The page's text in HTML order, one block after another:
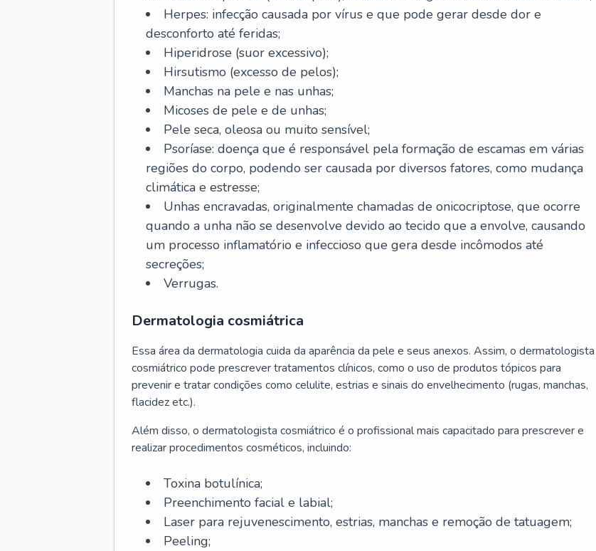
Herpes: infecção causada por vírus e que pode gerar desde dor e
desconforto até feridas;
Hiperidrose (suor excessivo);
Hirsutismo (excesso de pelos);
Manchas na pele e nas unhas;
Micoses de pele e de unhas;
Pele seca, oleosa ou muito sensível;
Psoríase: doença que é responsável pela formação de escamas em várias
regiões do corpo, podendo ser causada por diversos fatores, como mudança
climática e estresse;
Unhas encravadas, originalmente chamadas de onicocriptose, que ocorre
quando a unha não se desenvolve devido ao tecido que a envolve, causando
um processo inflamatório e infeccioso que gera desde incômodos até
secreções;
Verrugas.
Dermatologia cosmiátrica
Essa área da dermatologia cuida da aparência da pele e seus anexos. Assim, o dermatologista
cosmiátrico pode prescrever tratamentos clínicos, como o uso de produtos tópicos para
prevenir e tratar condições como celulite, estrias e sinais do envelhecimento (rugas, manchas,
flacidez etc.).
Além disso, o dermatologista cosmiátrico é o profissional mais capacitado para prescrever e
realizar procedimentos cosméticos, incluindo:
Toxina botulínica;
Preenchimento facial e labial;
Laser para rejuvenescimento, estrias, manchas e remoção de tatuagem;
Peeling;